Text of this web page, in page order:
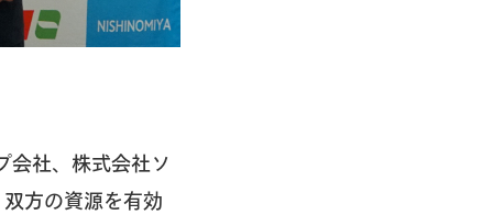
会社、株式会社ソ
方の資源を有効